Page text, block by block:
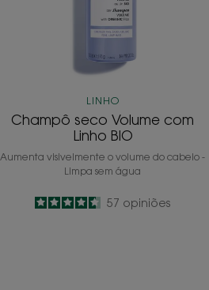
LINHO
Champô seco Volume com
Linho BIO
Aumenta visivelmente o volume do cabelo -
Limpa sem água
4.6
/
5
57 opiniões